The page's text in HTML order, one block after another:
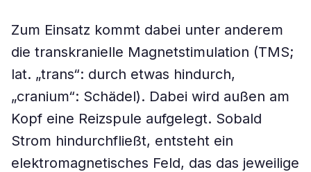
Zum Einsatz kommt dabei unter anderem
die transkranielle Magnetstimulation (TMS;
lat. „trans“: durch etwas hindurch,
„cranium“: Schädel). Dabei wird außen am
Kopf eine Reizspule aufgelegt. Sobald
Strom hindurchfließt, entsteht ein
elektromagnetisches Feld, das das jeweilige